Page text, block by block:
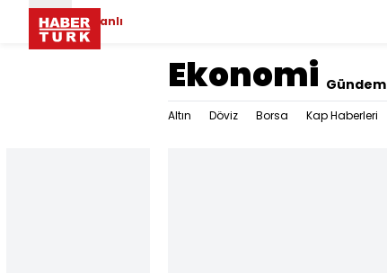
Canlı
Ekonomi Gündem
Altın Döviz Borsa Kap Haberleri